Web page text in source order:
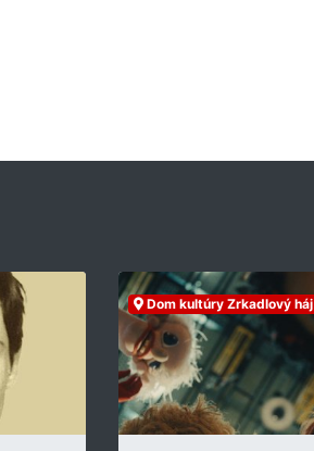
Dom kultúry Zrkadlový háj